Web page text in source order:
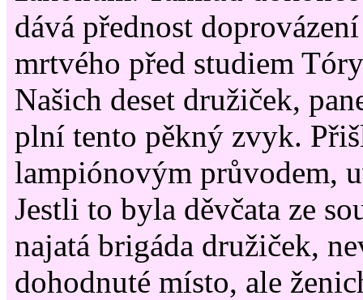
dává přednost
mrtvého před studiem
Našich deset družiček,
plní tento pěkný zvyk.
lampiónovým průvodem,
Jestli to byla děvčata ze
najatá brigáda družiček,
dohodnuté místo, ale